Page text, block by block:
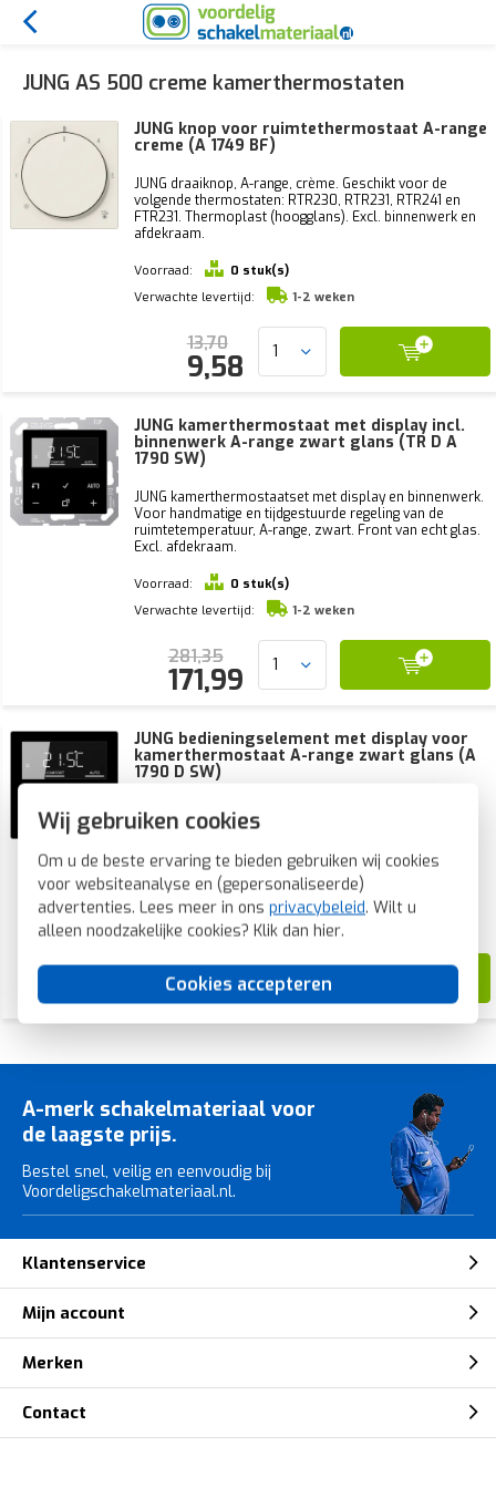
Wij gebruiken cookies
Om u de beste ervaring te bieden gebruiken wij cookies
voor websiteanalyse en (gepersonaliseerde)
advertenties. Lees meer in ons privacybeleid. Wilt u
alleen noodzakelijke cookies? Klik dan hier.
Cookies accepteren
JUNG AS 500 creme kamerthermostaten
JUNG knop voor ruimtethermostaat A-range
creme (A 1749 BF)
JUNG draaiknop, A-range, crème. Geschikt voor de
volgende thermostaten: RTR230, RTR231, RTR241 en
FTR231. Thermoplast (hoogglans). Excl. binnenwerk en
afdekraam.
Voorraad:
0 stuk(s)
Verwachte levertijd:
1-2 weken
13,70
9,58
JUNG kamerthermostaat met display incl.
binnenwerk A-range zwart glans (TR D A
1790 SW)
JUNG kamerthermostaatset met display en binnenwerk.
Voor handmatige en tijdgestuurde regeling van de
ruimtetemperatuur, A-range, zwart. Front van echt glas.
Excl. afdekraam.
Voorraad:
0 stuk(s)
Verwachte levertijd:
1-2 weken
281,35
171,99
JUNG bedieningselement met display voor
kamerthermostaat A-range zwart glans (A
1790 D SW)
JUNG knop met display voor handmatige en
tijdgestuurde regeling van de ruimtetemperatuur, A-
afdekraam.
Voorraad:
0 stuk(s)
Verwachte levertijd:
1-2 weken
141,07
88,99
A-merk schakelmateriaal voor
de laagste prijs.
Bestel snel, veilig en eenvoudig bij
Voordeligschakelmateriaal.nl.
Klantenservice
Mijn account
Merken
Contact